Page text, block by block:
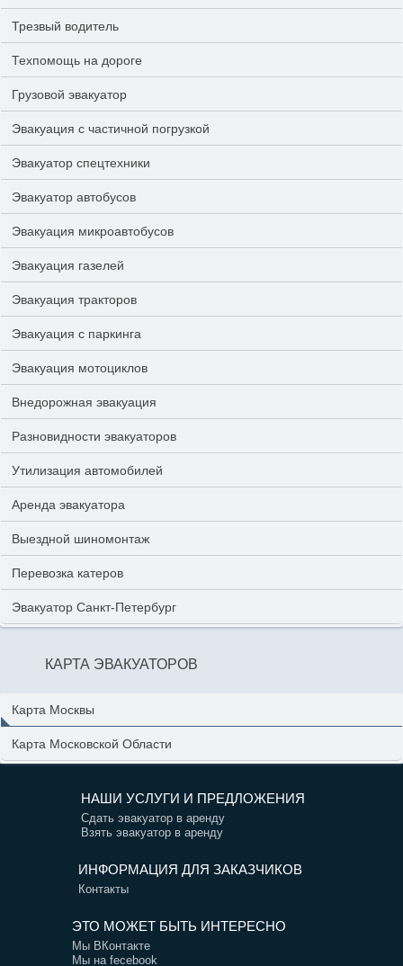
Трезвый водитель
Техпомощь на дороге
Грузовой эвакуатор
Эвакуация с частичной погрузкой
Эвакуатор спецтехники
Эвакуатор автобусов
Эвакуация микроавтобусов
Эвакуация газелей
Эвакуация тракторов
Эвакуация с паркинга
Эвакуация мотоциклов
Внедорожная эвакуация
Разновидности эвакуаторов
Утилизация автомобилей
Аренда эвакуатора
Выездной шиномонтаж
Перевозка катеров
Эвакуатор Санкт-Петербург
КАРТА ЭВАКУАТОРОВ
Карта Москвы
Карта Московской Области
НАШИ УСЛУГИ И ПРЕДЛОЖЕНИЯ
Сдать эвакуатор в аренду
Взять эвакуатор в аренду
ИНФОРМАЦИЯ ДЛЯ ЗАКАЗЧИКОВ
Контакты
ЭТО МОЖЕТ БЫТЬ ИНТЕРЕСНО
Мы ВКонтакте
Мы на fecebook